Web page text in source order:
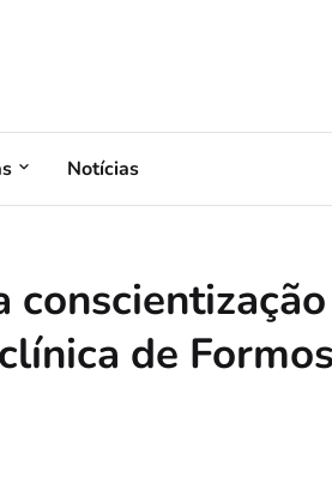
Notícias
de